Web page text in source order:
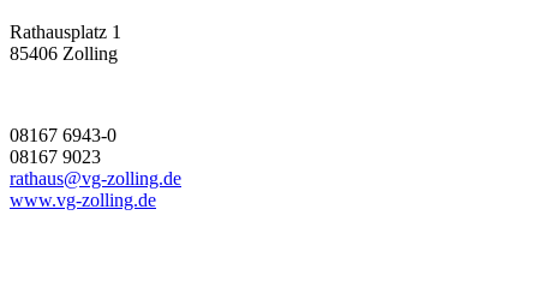
Rathausplatz 1
85406 Zolling
08167 6943-0
08167 9023
rathaus@vg-zolling.de
www.vg-zolling.de